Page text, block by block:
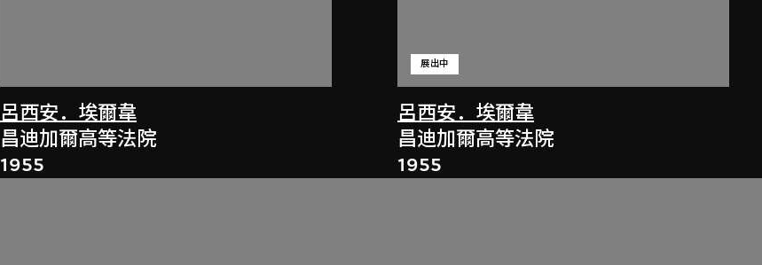
呂西安．埃爾韋
昌迪加爾高等法院
1955
呂西安．埃爾韋
展出中
昌迪加爾高等法院
1955